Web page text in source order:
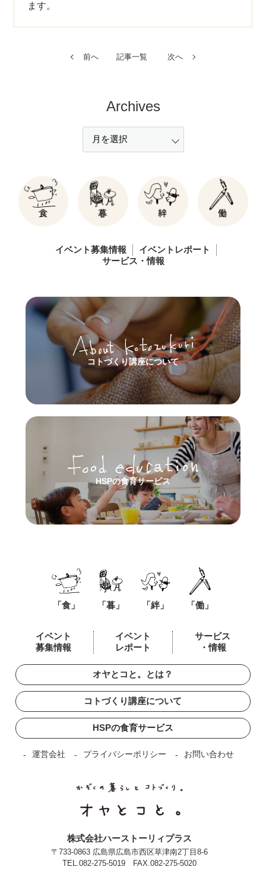
ます。
前へ 記事一覧 次へ
Archives
イベント募集情報
イベントレポート
サービス・情報
コトづくり講座について
HSPの食育サービス
株式会社ハーストーリィプラス
〒733-0863 広島県広島市西区草津南2丁目8-6
TEL. 082-275-5019FAX.082-275-5020
「食」 「暮」 「絆」 「働」
イベント
募集情報
イベント
レポート
サービス
・情報
オヤとコと。とは？
コトづくり講座について
HSPの食育サービス
運営会社 プライバシーポリシー お問い合わせ